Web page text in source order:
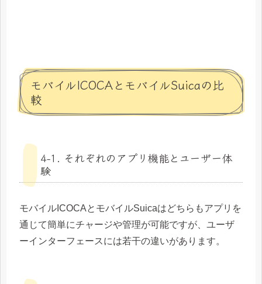
モバイルICOCAとモバイルSuicaの比
較
4-1. それぞれのアプリ機能とユーザー体
験
モバイルICOCAとモバイルSuicaはどちらもアプリを
通じて簡単にチャージや管理が可能ですが、ユーザ
ーインターフェースには若干の違いがあります。